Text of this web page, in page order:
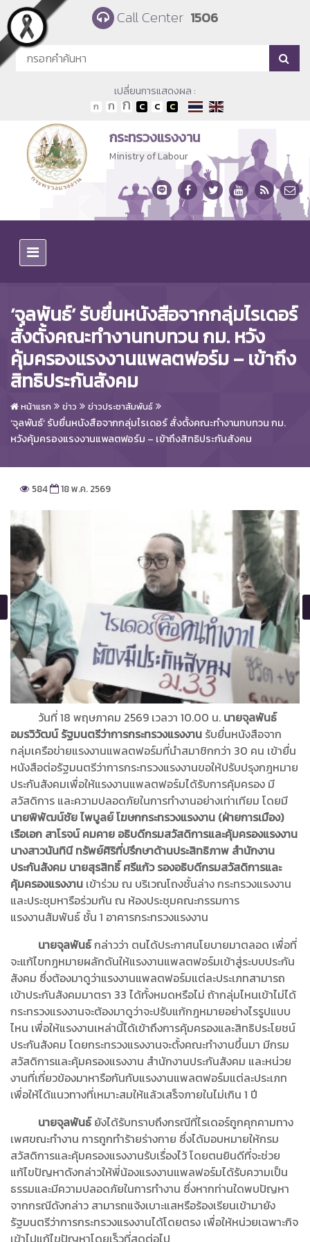
Skip to main content Call Center 1506
เปลี่ยนการแสดงผล :
กระทรวงแรงงาน
Ministry of Labour
‘จุลพันธ์’ รับยื่นหนังสือจากกลุ่มไรเดอร์
สั่งตั้งคณะทำงานทบทวน กม. หวัง
คุ้มครองแรงงานแพลตฟอร์ม – เข้าถึง
สิทธิประกันสังคม
หน้าแรก ข่าว ข่าวประชาสัมพันธ์
‘จุลพันธ์’ รับยื่นหนังสือจากกลุ่มไรเดอร์ สั่งตั้งคณะทำงานทบทวน กม.
หวังคุ้มครองแรงงานแพลตฟอร์ม – เข้าถึงสิทธิประกันสังคม
584 18 พ.ค. 2569
วันที่ 18 พฤษภาคม 2569 เวลวา 10.00 น. นายจุลพันธ์
อมรวิวัฒน์ รัฐมนตรีว่าการกระทรวงแรงงาน รับยื่นหนังสือจาก
กลุ่มเครือข่ายแรงงานแพลตฟอร์มที่นำสมาชิกกว่า 30 คน เข้ายื่น
หนังสือต่อรัฐมนตรีว่าการกระทรวงแรงงานขอให้ปรับปรุงกฎหมาย
ประกันสังคมเพื่อให้แรงงานแพลตฟอร์มได้รับการคุ้มครอง มี
สวัสดิการ และความปลอดภัยในการทำงานอย่างเท่าเทียม โดยมี
นายพิพัฒน์ชัย ไพบูลย์ โฆษกกระทรวงแรงงาน (ฝ่ายการเมือง)
เรือเอก สาโรจน์ คมคาย อธิบดีกรมสวัสดิการและคุ้มครองแรงงาน
นางสาวนันทินี ทรัพย์ศิริที่ปรึกษาด้านประสิทธิภาพ สำนักงาน
ประกันสังคม นายสุรสิทธิ์ ศรีแก้ว รองอธิบดีกรมสวัสดิการและ
คุ้มครองแรงงาน เข้าร่วม ณ บริเวณโถงชั้นล่าง กระทรวงแรงงาน
และประชุมหารือร่วมกัน ณ ห้องประชุมคณะกรรมการ
แรงงานสัมพันธ์ ชั้น 1 อาคารกระทรวงแรงงาน
นายจุลพันธ์กล่าวว่า ตนได้ประกาศนโยบายมาตลอด เพื่อที่
จะแก้ไขกฎหมายผลักดันให้แรงงานแพลตฟอร์มเข้าสู่ระบบประกัน
สังคม ซึ่งต้องมาดูว่าแรงงานแพลตฟอร์มแต่ละประเภทสามารถ
เข้าประกันสังคมมาตรา 33 ได้ทั้งหมดหรือไม่ ถ้ากลุ่มไหนเข้าไม่ได้
กระทรวงแรงงานจะต้องมาดูว่าจะปรับแก้กฎหมายอย่างไรรูปแบบ
ไหน เพื่อให้แรงงานเหล่านี้ได้เข้าถึงการคุ้มครองและสิทธิประโยชน์
ประกันสังคม โดยกระทรวงแรงงานจะตั้งคณะทำงานขึ้นมา มีกรม
สวัสดิการและคุ้มครองแรงงาน สำนักงานประกันสังคม และหน่วย
งานที่เกี่ยวข้องมาหารือกันกับแรงงานแพลตฟอร์มแต่ละประเภท
เพื่อให้ได้แนวทางที่เหมาะสมให้แล้วเสร็จภายในไม่เกิน 1 ปี
นายจุลพันธ์ยังได้รับทราบถึงกรณีที่ไรเดอร์ถูกคุกคามทาง
เพศขณะทำงาน การถูกทำร้ายร่างกาย ซึ่งได้มอบหมายให้กรม
สวัสดิการและคุ้มครองแรงงานรับเรื่องไว้ โดยตนยินดีที่จะช่วย
แก้ไขปัญหาดังกล่าวให้พี่น้องแรงงานแพลฟอร์มได้รับความเป็น
ธรรมและมีความปลอดภัยในการทำงาน ซึ่งหากท่านใดพบปัญหา
จากกรณีดังกล่าว สามารถแจ้งเบาะแสหรือร้องเรียนเข้ามายัง
รัฐมนตรีว่าการกระทรวงแรงงานได้โดยตรง เพื่อให้หน่วยเฉพาะกิจ
เข้าไปแก้ไขปัญหาโดยเร็วที่สุดต่อไป